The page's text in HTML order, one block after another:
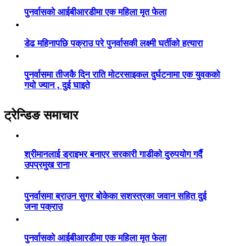
पुनर्वासको आईबीआरडीमा एक महिला मृत फेला
डेढ महिनापछि पक्राउ परे पुनर्वासकी लक्ष्मी घर्तीको हत्यारा
पुनर्वासमा तीजकै दिन राति मोटरसाइकल दुर्घटनामा एक युवकको
गयो ज्यान , दुई घाइते
ट्रेन्डिङ समाचार
श्रीमानलाई ड्राइभर बनाएर सरकारी गाडीको दुरुपयोग गर्दै
उपप्रमुख राना
पुनर्वासमा ब्राउन सुगर बोकेका सशस्त्रका जवान सहित दुई
जना पक्राउ
पुनर्वासको आईबीआरडीमा एक महिला मृत फेला